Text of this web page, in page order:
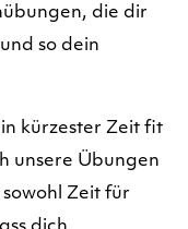
die dir
so dein
kürzester Zeit fit
unsere Übungen
Zeit für